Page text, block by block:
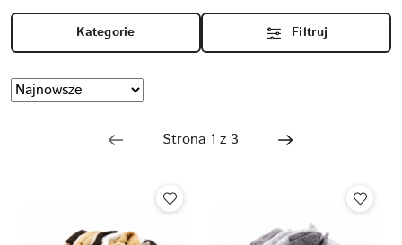
Kategorie Filtruj
Zastosowano
sortowanie:
Sortuj
według